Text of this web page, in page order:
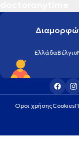
ΕλλάδαΒέλγιο
Οροι χρήσηςCookies